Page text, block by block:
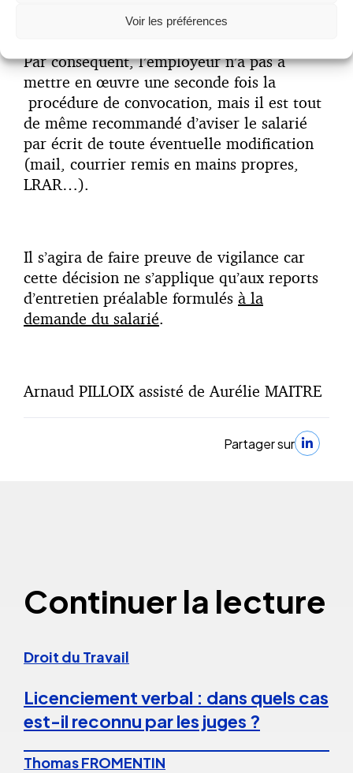
Voir les préférences
Par conséquent, l’employeur n’a pas à
mettre en œuvre une seconde fois la
procédure de convocation, mais il est tout
de même recommandé d’aviser le salarié
par écrit de toute éventuelle modification
(mail, courrier remis en mains propres,
LRAR…).
Il s’agira de faire preuve de vigilance car
cette décision ne s’applique qu’aux reports
d’entretien préalable formulés à la
demande du salarié.
Arnaud PILLOIX assisté de Aurélie MAITRE
Partager sur
Continuer la lecture
Droit du Travail
Licenciement verbal : dans quels cas
est-il reconnu par les juges ?
Thomas FROMENTIN